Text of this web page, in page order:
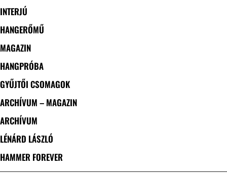
INTERJÚ
HANGERŐMŰ
MAGAZIN
HANGPRÓBA
GYŰJTŐI CSOMAGOK
ARCHÍVUM – MAGAZIN
ARCHÍVUM
LÉNÁRD LÁSZLÓ
HAMMER FOREVER